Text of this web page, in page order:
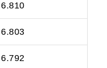
6.810
6.803
6.792